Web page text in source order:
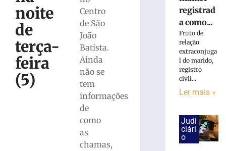
noite
de
terça-
feira
(5)
Centro
de São
João
Batista.
Ainda
não se
tem
informações
de
como
as
chamas,
Homem
tropeça
calçada,
registrad
a como...
Fruto de
relação
extraconjuga
l do marido,
registro
civil...
Ler mais »
Judi
ciári
o